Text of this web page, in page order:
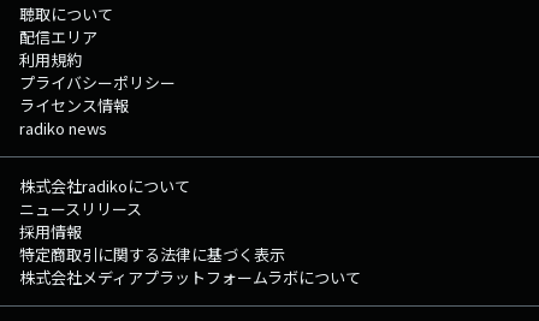
聴取について
配信エリア
利用規約
プライバシーポリシー
ライセンス情報
radiko news
株式会社radikoについて
ニュースリリース
採用情報
特定商取引に関する法律に基づく表示
株式会社メディアプラットフォームラボについて